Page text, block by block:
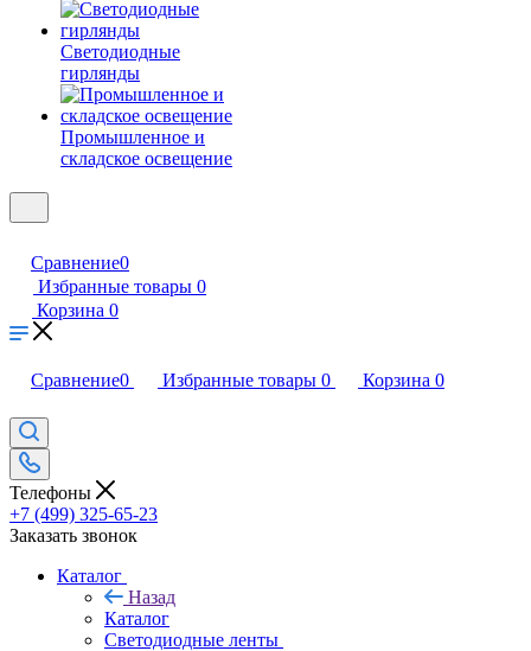
Светодиодные
гирлянды
Промышленное и
складское освещение
Сравнение0
Избранные товары 0
Корзина 0
Сравнение0 Избранные товары 0 Корзина 0
Телефоны
+7 (499) 325-65-23
Заказать звонок
Каталог
Назад
Каталог
Светодиодные ленты